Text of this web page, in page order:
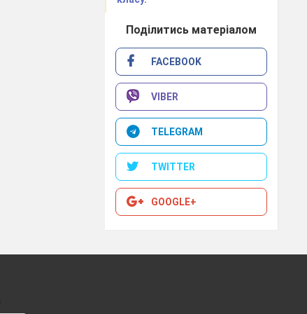
Поділитись матеріалом
FACEBOOK
VIBER
TELEGRAM
TWITTER
GOOGLE+